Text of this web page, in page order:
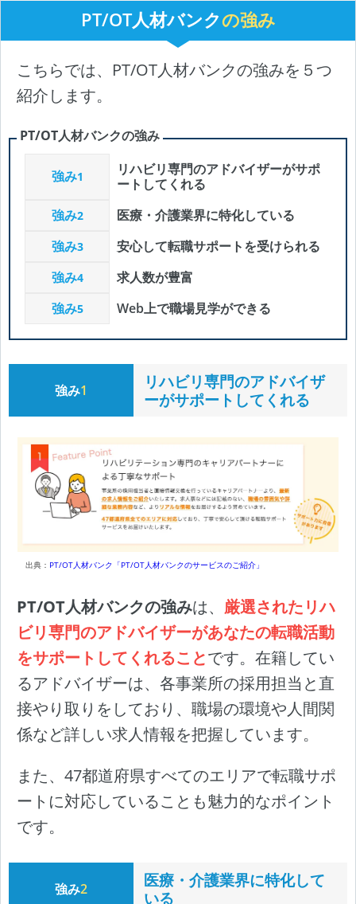
PT/OT人材バンクの強み
こちらでは、PT/OT人材バンクの強みを５つ
紹介します。
PT/OT人材バンクの強み
強み1
リハビリ専門のアドバイザーがサポ
ートしてくれる
強み2
医療・介護業界に特化している
強み3
安心して転職サポートを受けられる
強み4
求人数が豊富
強み5 Web上で職場見学ができる
強み1
リハビリ専門のアドバイザ
ーがサポートしてくれる
出典： PT/OT人材バンク「PT/OT人材バンクのサービスのご紹介」
PT/OT人材バンクの強みは、 厳選されたリハ
ビリ専門のアドバイザーがあなたの転職活動
をサポートしてくれることです。在籍してい
るアドバイザーは、各事業所の採用担当と直
接やり取りをしており、職場の環境や人間関
係など詳しい求人情報を把握しています。
また、47都道府県すべてのエリアで転職サポ
ートに対応していることも魅力的なポイント
です。
強み2
医療・介護業界に特化して
いる